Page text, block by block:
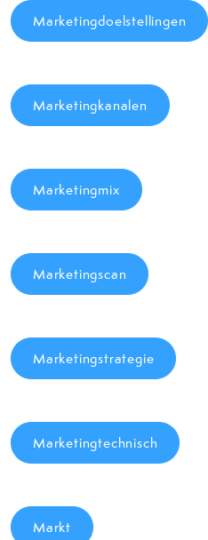
Marketingdoelstellingen
Marketingkanalen
Marketingmix
Marketingscan
Marketingstrategie
Marketingtechnisch
Markt